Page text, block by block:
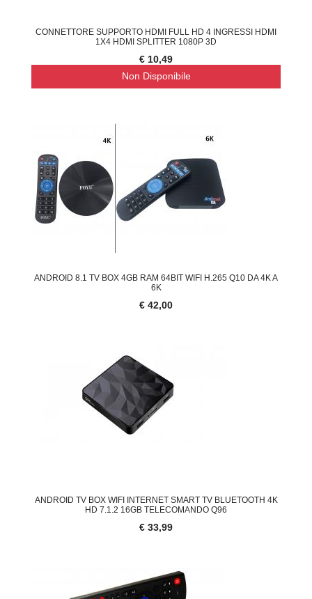
CONNETTORE SUPPORTO HDMI FULL HD 4 INGRESSI HDMI
1X4 HDMI SPLITTER 1080P 3D
€ 10,49
Non Disponibile
ANDROID 8.1 TV BOX 4GB RAM 64BIT WIFI H.265 Q10 DA 4K A
6K
€ 42,00
ANDROID TV BOX WIFI INTERNET SMART TV BLUETOOTH 4K
HD 7.1.2 16GB TELECOMANDO Q96
€ 33,99